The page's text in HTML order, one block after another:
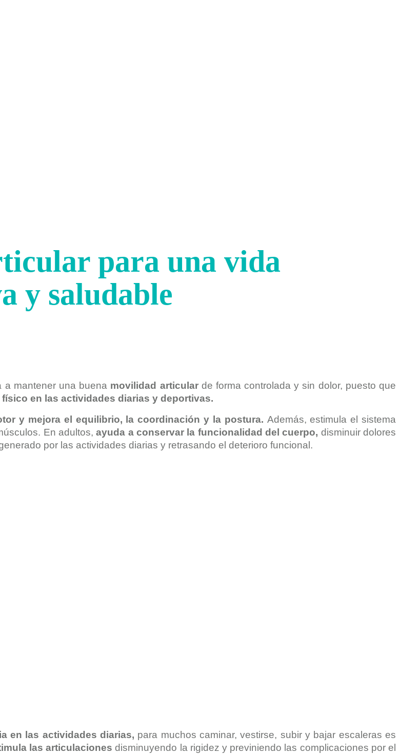
para una vida
y saludable
a mantener una buena movilidad articularde forma controlada y sin dolor, puesto que
en las actividades diarias y deportivas.
y mejora el equilibrio, la coordinación y la postura. Además, estimula el sistema
En adultos,ayuda a conservar la funcionalidad del cuerpo, disminuir dolores
por las actividades diarias y retrasando el deterioro funcional .
en las actividades diarias, para muchos caminar, vestirse, subir y bajar escaleras es
las articulaciones disminuyendo la rigidez y previniendo las complicaciones por el